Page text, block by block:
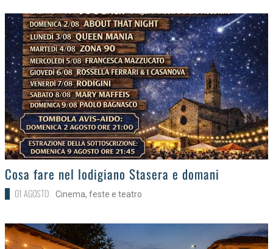
>
Cosa fare nel lodigiano Stasera e domani
01 AGOSTO Cinema, feste e teatro